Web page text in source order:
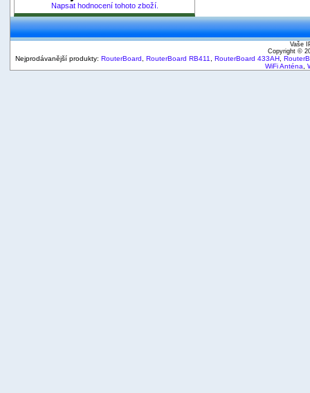
Napsat hodnocení tohoto zboží.
Vaše
Copyright ©
Nejprodávanější produkty: RouterBoard RouterBoard RB411 RouterBoard 433AH
WiFi Anténa